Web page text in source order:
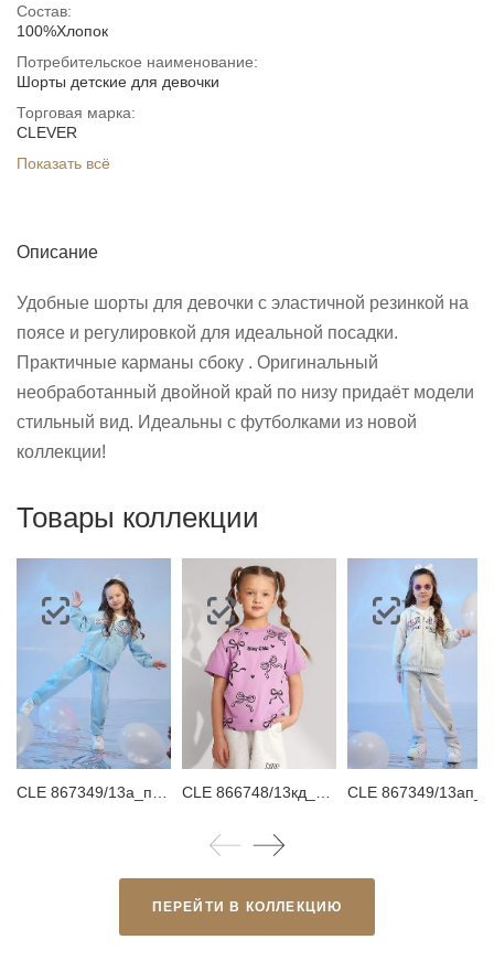
Состав:
100%Хлопок
Потребительское наименование:
Шорты детские для девочки
Торговая марка:
CLEVER
Показать всё
Описание
Удобные шорты для девочки с эластичной резинкой на
поясе и регулировкой для идеальной посадки.
Практичные карманы сбоку . Оригинальный
необработанный двойной край по низу придаёт модели
стильный вид. Идеальны с футболками из новой
коллекции!
Товары коллекции
ПЕРЕЙТИ В КОЛЛЕКЦИЮ